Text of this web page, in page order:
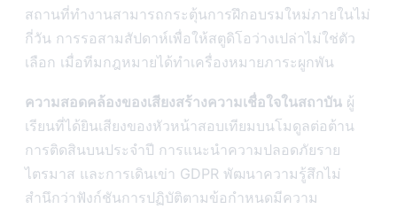
สถานที่ทำงานสามารถกระตุ้นการฝึกอบรมใหม่ภายในไม่
กี่วัน การรอสามสัปดาห์เพื่อให้สตูดิโอว่างเปล่าไม่ใช่ตัว
เลือก เมื่อทีมกฎหมายได้ทำเครื่องหมายภาระผูกพัน
ความสอดคล้องของเสียงสร้างความเชื่อใจในสถาบัน ผู้
เรียนที่ได้ยินเสียงของหัวหน้าสอบเทียมบนโมดูลต่อต้าน
การติดสินบนประจำปี การแนะนำความปลอดภัยราย
ไตรมาส และการเดินเข่า GDPR พัฒนาความรู้สึกไม่
สำนึกว่าฟังก์ชันการปฏิบัติตามข้อกำหนดมีความ